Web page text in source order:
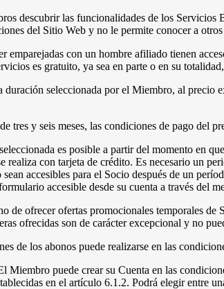
descubrir las funcionalidades de los Servicios
del Sitio Web y no le permite conocer a
emparejadas con un hombre afiliado tienen
es gratuito, ya sea en parte o en su
seleccionada por el Miembro, al precio
tres y seis meses, las condiciones de pago del
es posible a partir del momento en
realiza con tarjeta de crédito. Es necesario un
accesibles para el Socio después de un
accesible desde su cuenta a través del
de ofrecer ofertas promocionales temporales
ofrecidas son de carácter excepcional y no
de los abonos puede realizarse en las
puede crear su Cuenta en las
en el artículo 6.1.2. Podrá elegir entre